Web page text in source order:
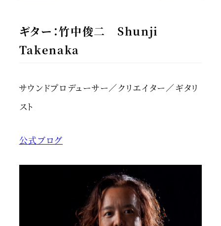
ギター：竹中俊二 Shunji
Takenaka
サウンドプロデューサー／クリエイター／ギタリ
スト
公式ブログ